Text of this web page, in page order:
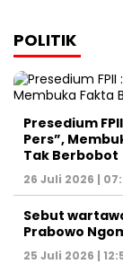
POLITIK
Presedium
Pers”,
Tak Berbobot
26 Juli 2026 |
Sebut
Prabowo
25 Juli 2026 |